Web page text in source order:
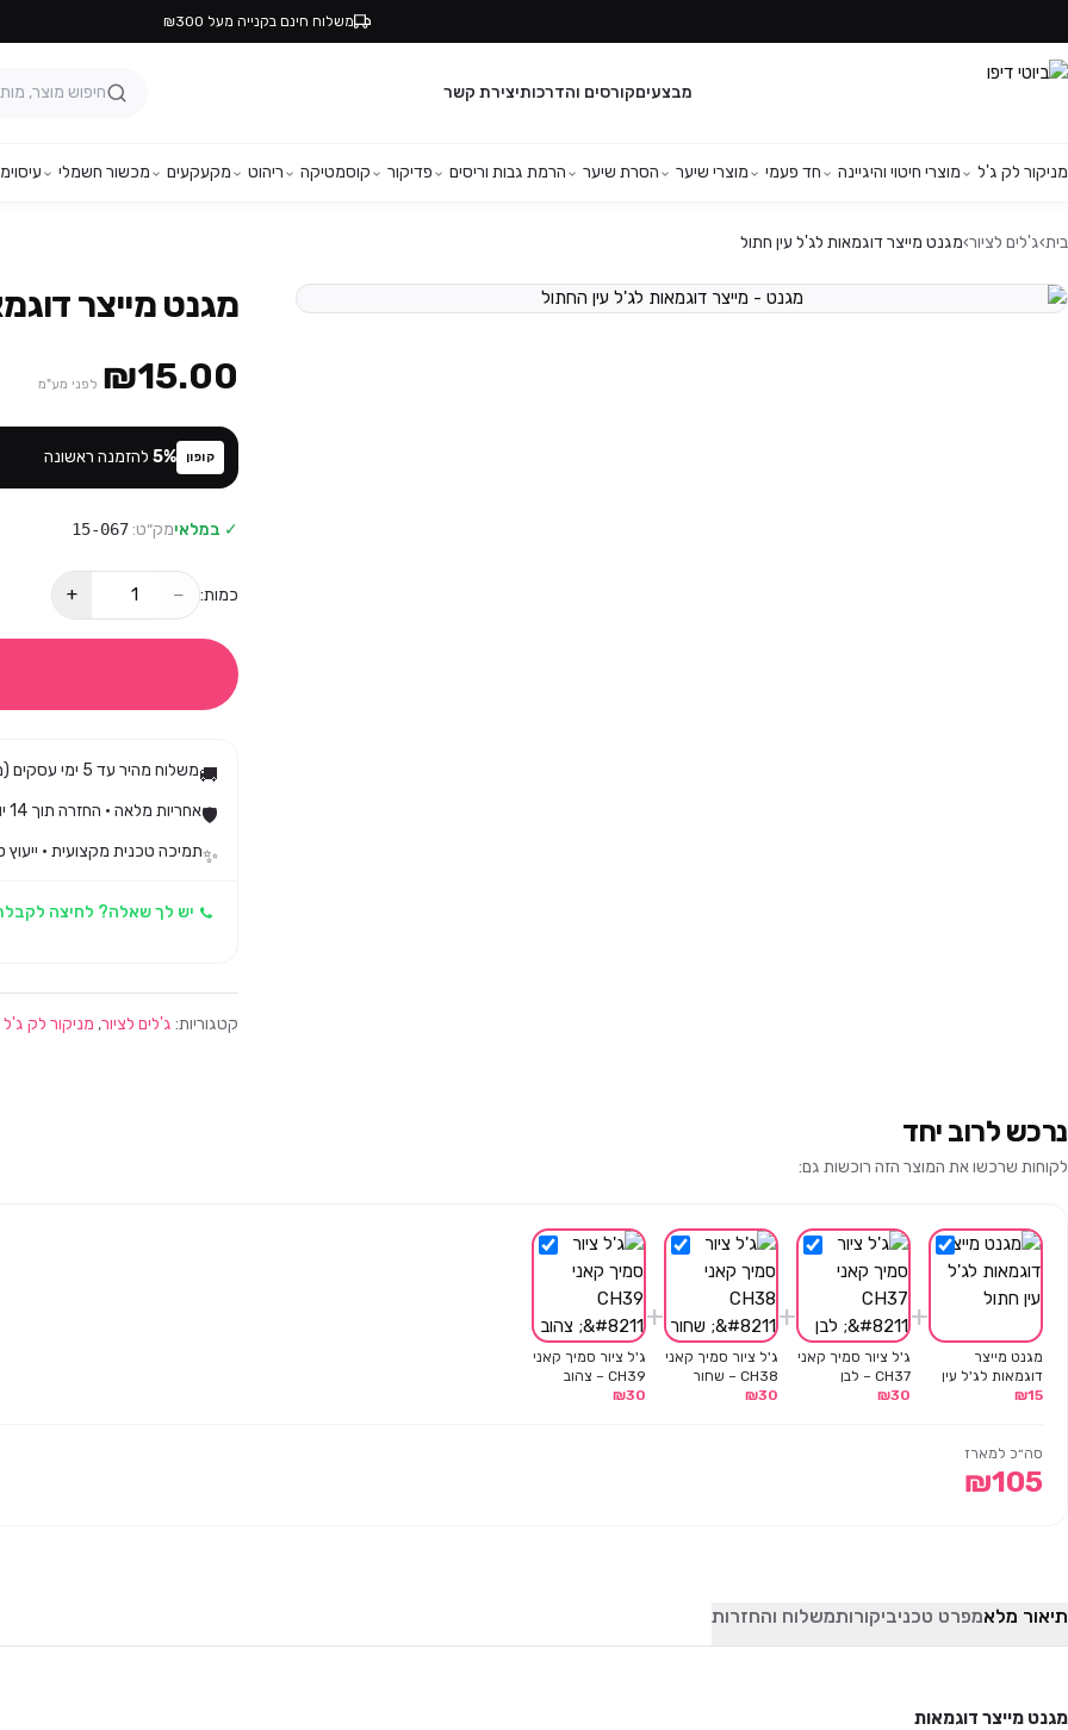
משלוח חינם בקנייה מעל ₪300
מבצעיםקורסים והדרכותיצירת קשר
מניקור לק ג'ל מוצרי חיטוי והיגיינה חד פעמי מוצרי שיער הסרת שיער הרמת גבות וריסים פדיקור קוסמטיקה ריהוט מקעקעים מכשור חשמלי עיסוי
בית›ג'לים לציור›מגנט מייצר דוגמאות לג'ל עין חתול
מגנט מייצר
₪15.00 לפני מע"מ
קופון 5% להזמנה ראשונה
✓ במלאימק״ט:15-067
כמות: −
+
🚚משלוח מהיר עד 5 ימי עסקים (מגיע בד״כ עד 3)
🛡️אחריות מלאה · החזרה תוך 14 יום לפי חוק הגנת הצרכן
✨תמיכה טכנית מקצועית · ייעוץ
יש לך שאלה? לחיצה
קטגוריות: ג'לים לציור, מניקור לק ג'ל
נרכש לרוב יחד
לקוחות שרכשו את המוצר הזה רוכשות גם:
מגנט מייצר
דוגמאות לג'ל עין
חתול
₪15
+
ג'ל ציור סמיך קאני
CH37 – לבן
₪30
+
ג'ל ציור סמיך קאני
CH38 – שחור
₪30
+
ג'ל ציור סמיך קאני
CH39 – צהוב
₪30
סה״כ למארז
₪105
תיאור מלאמפרט טכניביקורותמשלוח והחזרות
מגנט מייצר דוגמאות